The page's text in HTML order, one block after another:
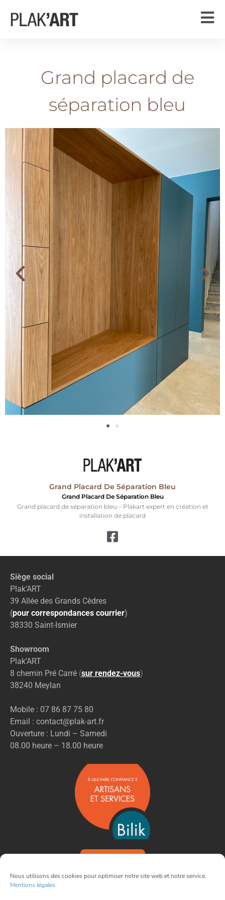
Nous utilisons des cookies pour optimiser notre site web et notre service.
Mentions légales
Grand placard de
séparation bleu
Grand Placard De Séparation Bleu
Grand Placard De Séparation Bleu
Grand placard de séparation bleu – Plakart expert en création et
installation de placard
Siège social
Plak’ART
39 Allée des Grands Cèdres
(pour correspondances courrier)
38330 Saint-Ismier
Showroom
Plak’ART
8 chemin Pré Carré (sur rendez-vous)
38240 Meylan
Mobile : 07 86 87 75 80
Email : contact@plak-art.fr
Ouverture : Lundi – Samedi
08.00 heure – 18.00 heure